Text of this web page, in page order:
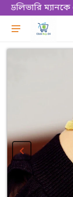
ম্যানকে